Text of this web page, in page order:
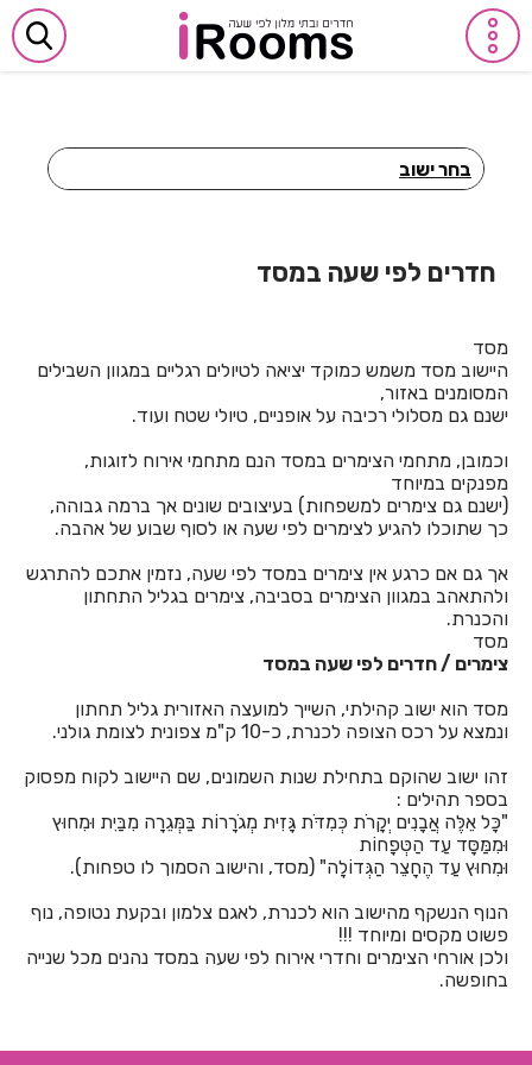
בחר ישוב
חדרים לפי שעה באבן יהודה
חדרים לפי שעה באומץ
חדרים לפי שעה באור יהודה
חדרים לפי שעה באור עקיבא
חדרים לפי שעה באחיהוד
חדרים לפי שעה באחיטוב
חדרים לפי שעה באילת
חדרים לפי שעה באלישמע
חדרים לפי שעה באמירים
חדרים לפי שעה באניעם
חדרים לפי שעה באשבול
חדרים לפי שעה באשדוד
חדרים לפי שעה במסד
מסד
היישוב מסד משמש כמוקד יציאה לטיולים רגליים במגוון השבילים
המסומנים באזור,
ישנם גם מסלולי רכיבה על אופניים, טיולי שטח ועוד.
וכמובן, מתחמי הצימרים במסד הנם מתחמי אירוח לזוגות,
מפנקים במיוחד
(ישנם גם צימרים למשפחות) בעיצובים שונים אך ברמה גבוהה,
כך שתוכלו להגיע לצימרים לפי שעה או לסוף שבוע של אהבה.
אך גם אם כרגע אין צימרים במסד לפי שעה, נזמין אתכם להתרגש
ולהתאהב במגוון הצימרים בסביבה, צימרים בגליל התחתון
והכנרת.
מסד
צימרים / חדרים לפי שעה במסד
מסד הוא ישוב קהילתי, השייך למועצה האזורית גליל תחתון
ונמצא על רכס הצופה לכנרת, כ-10 ק"מ צפונית לצומת גולני.
זהו ישוב שהוקם בתחילת שנות השמונים, שם היישוב לקוח מפסוק
בספר תהילים :
"כָּל אֵלֶּה אֲבָנִים יְקָרֹת כְּמִדֹּת גָּזִית מְגֹרָרוֹת בַּמְּגֵרָה מִבַּיִת וּמִחוּץ
וּמִמַּסָּד עַד הַטְּפָחוֹת
וּמִחוּץ עַד הֶחָצֵר הַגְּדוֹלָה" (מסד, והישוב הסמוך לו טפחות).
הנוף הנשקף מהישוב הוא לכנרת, לאגם צלמון ובקעת נטופה, נוף
פשוט מקסים ומיוחד !!!
ולכן אורחי הצימרים וחדרי אירוח לפי שעה במסד נהנים מכל שנייה
בחופשה.